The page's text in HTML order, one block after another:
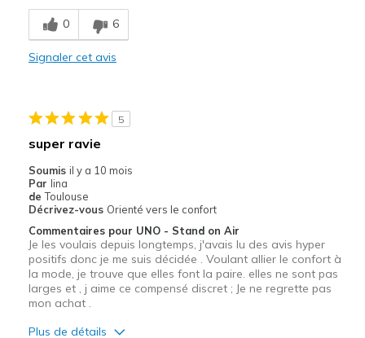
0 6
Signaler cet avis
5
super ravie
Soumis il y a 10 mois
Par lina
de Toulouse
Décrivez-vous Orienté vers le confort
Commentaires pour UNO - Stand on Air
Je les voulais depuis longtemps, j'avais lu des avis hyper
positifs donc je me suis décidée . Voulant allier le confort à
la mode, je trouve que elles font la paire. elles ne sont pas
larges et , j aime ce compensé discret ; Je ne regrette pas
mon achat .
Plus de détails